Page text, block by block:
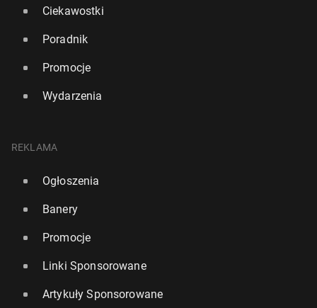
Ciekawostki
Poradnik
Promocje
Wydarzenia
REKLAMA
Ogłoszenia
Banery
Promocje
Linki Sponsorowane
Artykuły Sponsorowane